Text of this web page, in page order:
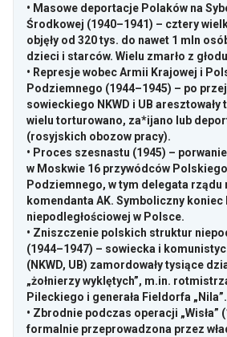
• Masowe deportacje Polaków na
Środkowej (1940–1941) – cztery
objęły od 320 tys. do nawet 1 mln
dzieci i starców. Wielu zmarło z
• Represje wobec Armii Krajowej i
Podziemnego (1944–1945) – po
sowieckiego NKWD i UB aresztowały
wielu torturowano, za*ijano lub
(rosyjskich obozow pracy).
• Proces szesnastu (1945) –
w Moskwie 16 przywódców
Podziemnego, w tym delegata rządu
komendanta AK. Symboliczny koniec
niepodległościowej w Polsce.
• Zniszczenie polskich struktur
(1944–1947) – sowiecka i
(NKWD, UB) zamordowały tysiące
„żołnierzy wyklętych”, m.in.
Pileckiego i generała Fieldorfa „Nila”.
• Zbrodnie podczas operacji „Wisła”
formalnie przeprowadzona przez